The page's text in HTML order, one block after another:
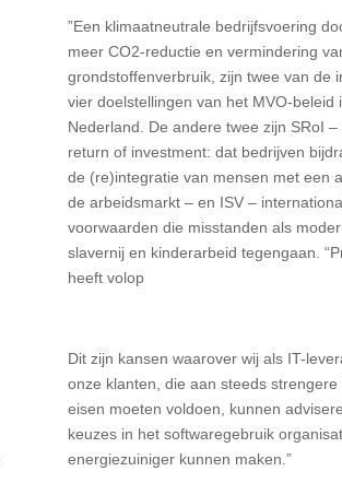
”Een klimaatneutrale bedrijfsvoering
meer CO2-reductie en vermindering
grondstoffenverbruik, zijn twee van de
vier doelstellingen van het MVO-beleid
Nederland. De andere twee zijn SRoI –
return of investment: dat bedrijven
de (re)integratie van mensen met een
de arbeidsmarkt – en ISV –
voorwaarden die misstanden als
slavernij en kinderarbeid tegengaan.
heeft volop
Dit zijn kansen waarover wij als IT-
onze klanten, die aan steeds strengere
eisen moeten voldoen, kunnen
keuzes in het softwaregebruik
energiezuiniger kunnen maken.”